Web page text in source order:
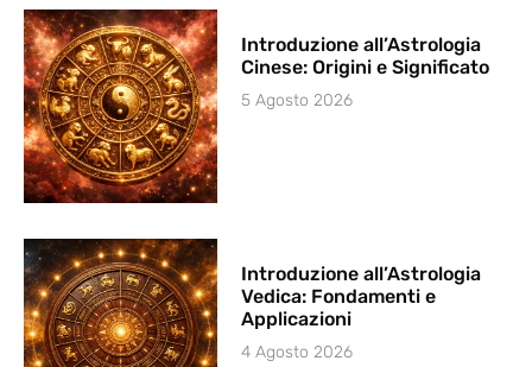
Introduzione all’Astrologia
Cinese: Origini e Significato
5 Agosto 2026
Introduzione all’Astrologia
Vedica: Fondamenti e
Applicazioni
4 Agosto 2026